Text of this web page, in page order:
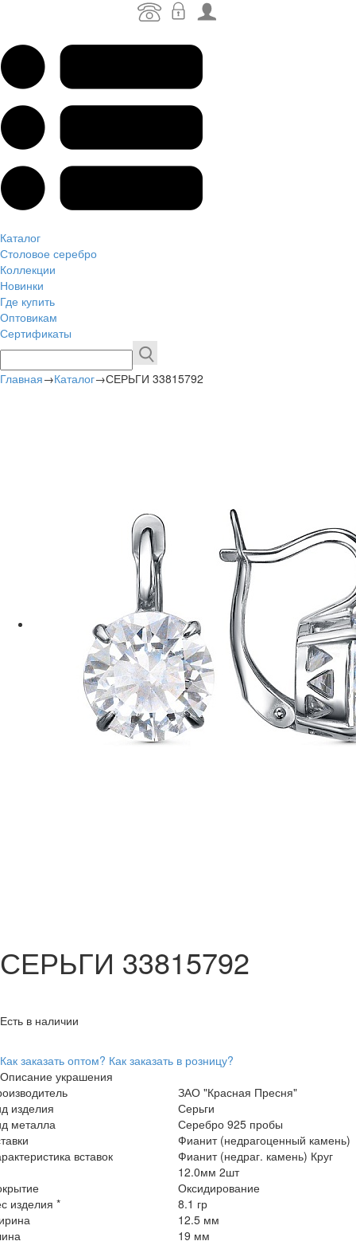
Каталог
Столовое серебро
Коллекции
Новинки
Где купить
Оптовикам
Сертификаты
Главная→Каталог→СЕРЬГИ 33815792
СЕРЬГИ 33815792
Есть в наличии
Как заказать оптом? Как заказать в розницу?
Описание украшения
ЗАО "Красная Пресня"
изделия
Серьги
металла
Серебро 925 пробы
Фианит (недрагоценный камень)
вставок
Фианит (недраг. камень) Круг
12.0мм 2шт
Оксидирование
изделия *
8.1 гр
12.5 мм
19 мм